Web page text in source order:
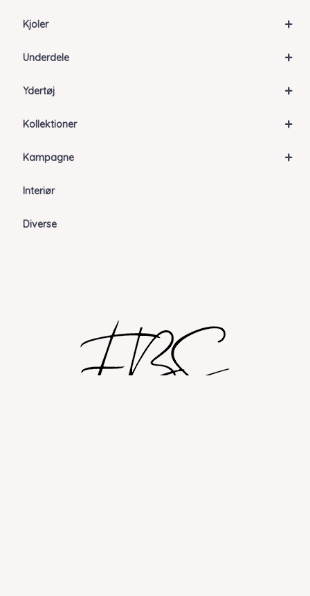
+
Kjoler
+
Underdele
+
Ydertøj
+
Kollektioner
+
Kampagne
Interiør
Diverse